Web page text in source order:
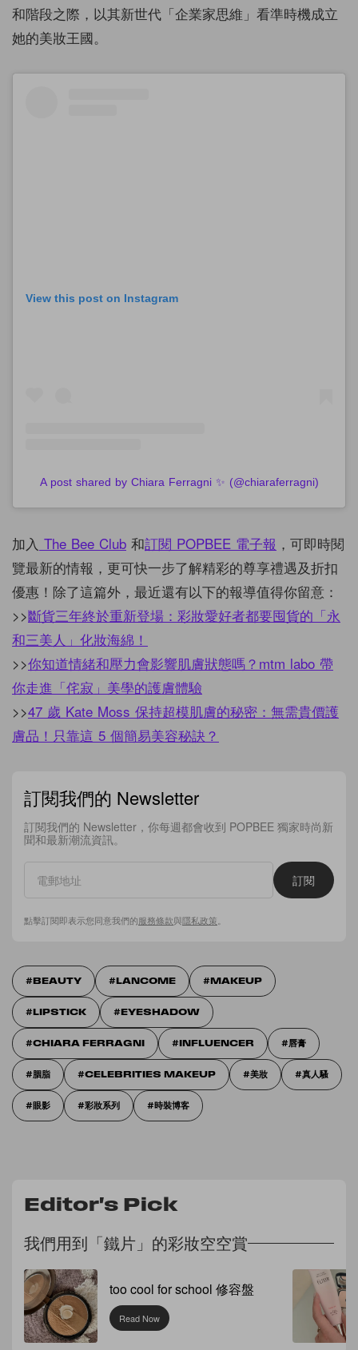
和階段之際，以其新世代「企業家思維」看準時機成立
她的美妝王國。
View this post on Instagram
A post shared by Chiara Ferragni ✨ (@chiaraferragni)
加入 The Bee Club 和訂閱 POPBEE 電子報 ，可即時閱
覽最新的情報，更可快一步了解精彩的尊享禮遇及折扣
優惠！除了這篇外，最近還有以下的報導值得你留意：
>>斷貨三年終於重新登場：彩妝愛好者都要囤貨的「永
和三美人」化妝海綿！
>>你知道情緒和壓力會影響肌膚狀態嗎？mtm labo 帶
你走進「侘寂」美學的護膚體驗
>>47 歲 Kate Moss 保持超模肌膚的秘密：無需貴價護
膚品！只靠這 5 個簡易美容秘訣？
訂閱我們的 Newsletter
訂閱我們的 Newsletter，你每週都會收到 POPBEE 獨家時尚新
聞和最新潮流資訊。
訂閱
點擊訂閱即表示您同意我們的服務條款與隱私政策。
BEAUTY LANCOME MAKEUP
LIPSTICK EYESHADOW
CHIARA FERRAGNI INFLUENCER 唇膏
胭脂 CELEBRITIES MAKEUP 美妝 真人騷
眼影 彩妝系列 時裝博客
Editor's Pick
我們用到「鐵片」的彩妝空空賞
too cool for school 修容盤
Read Now